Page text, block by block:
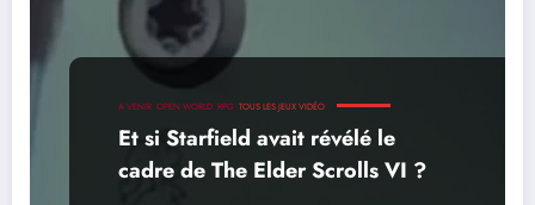
A VENIR OPEN WORLD RPG TOUS LES JEUX VIDÉO
Et si Starfield avait révélé le
cadre de The Elder Scrolls VI ?